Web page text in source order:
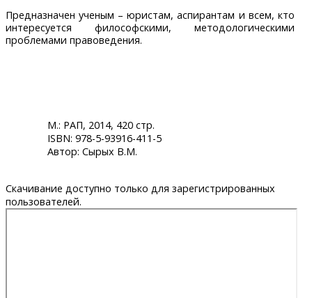
Предназначен ученым – юристам, аспирантам и всем, кто
интересуется философскими, методологическими
проблемами правоведения.
М.: РАП, 2014, 420 стр.
ISBN: 978-5-93916-411-5
Автор: Сырых В.М.
Скачивание доступно только для зарегистрированных
пользователей.